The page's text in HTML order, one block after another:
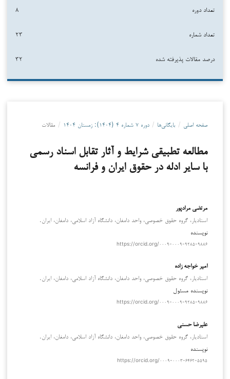
تعداد دوره ۸
تعداد شماره ۲۳
درصد مقالات پذیرفته شده ۳۲
صفحه اصلی / بایگانی‌ها / دوره ۷ شماره ۴ (۱۴۰۴): زمستان ۱۴۰۴ / مقالات
مطالعه تطبیقی شرایط و آثار تقابل اسناد رسمی
با سایر ادله در حقوق ایران و فرانسه
مرتضی مرادپور
استادیار، گروه حقوق خصوصی، واحد دامغان، دانشگاه آزاد اسلامی، دامغان، ایران.
نویسنده
https://orcid.org/۰۰۰۹-۰۰۰۹-۹۲۸۵-۹۸۸۶
امیر خواجه زاده
استادیار، گروه حقوق خصوصی، واحد دامغان، دانشگاه آزاد اسلامی، دامغان، ایران.
نویسنده مسئول
https://orcid.org/۰۰۰۹-۰۰۰۹-۹۲۸۵-۹۸۸۶
علیرضا حسنی
استادیار، گروه حقوق خصوصی، واحد دامغان، دانشگاه آزاد اسلامی، دامغان، ایران.
نویسنده
https://orcid.org/۰۰۰۹-۰۰۰۳-۶۴۶۲-۵۵۹۵